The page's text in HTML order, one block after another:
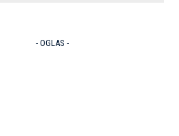
- OGLAS -